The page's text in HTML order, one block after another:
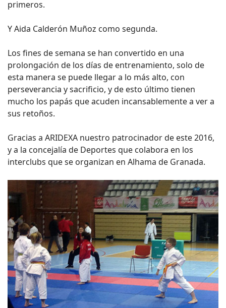
primeros.
Y Aida Calderón Muñoz como segunda.
Los fines de semana se han convertido en una
prolongación de los días de entrenamiento, solo de
esta manera se puede llegar a lo más alto, con
perseverancia y sacrificio, y de esto último tienen
mucho los papás que acuden incansablemente a ver a
sus retoños.
Gracias a ARIDEXA nuestro patrocinador de este 2016,
y a la concejalía de Deportes que colabora en los
interclubs que se organizan en Alhama de Granada.